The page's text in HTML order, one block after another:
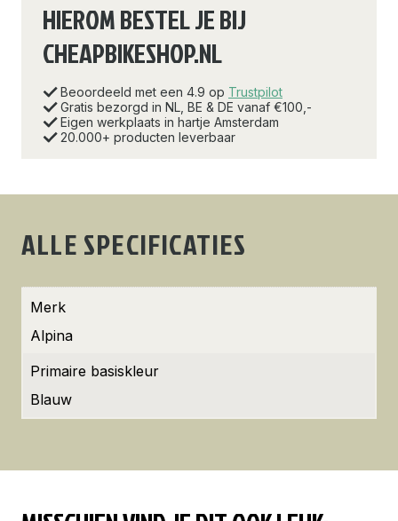
HIEROM BESTEL JE BIJ
CHEAPBIKESHOP.NL
Beoordeeld met een 4.9 op Trustpilot
Gratis bezorgd in NL, BE & DE vanaf €100,-
Eigen werkplaats in hartje Amsterdam
20.000+ producten leverbaar
ALLE SPECIFICATIES
Merk
Alpina
Primaire basiskleur
Blauw